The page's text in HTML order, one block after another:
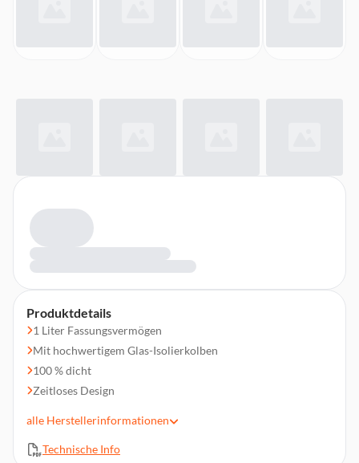
Produktdetails
1 Liter Fassungsvermögen
Mit hochwertigem Glas-Isolierkolben
100 % dicht
Zeitloses Design
Aubergine transluzent
alle Herstellerinformationen
Technische Info